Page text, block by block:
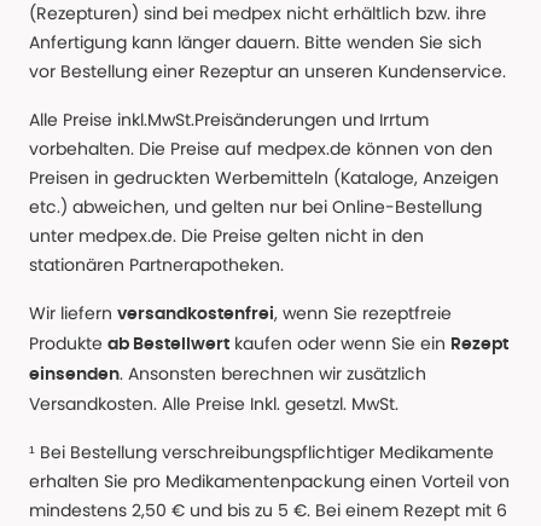
(Rezepturen) sind bei medpex nicht erhältlich bzw. ihre
Anfertigung kann länger dauern. Bitte wenden Sie sich
vor Bestellung einer Rezeptur an unseren Kundenservice.
Alle Preise inkl.MwSt.Preisänderungen und Irrtum
vorbehalten. Die Preise auf medpex.de können von den
Preisen in gedruckten Werbemitteln (Kataloge, Anzeigen
etc.) abweichen, und gelten nur bei Online-Bestellung
unter medpex.de. Die Preise gelten nicht in den
stationären Partnerapotheken.
Wir liefern versandkostenfrei, wenn Sie rezeptfreie
Produkte ab Bestellwert kaufen oder wenn Sie ein Rezept
einsenden. Ansonsten berechnen wir zusätzlich
Versandkosten. Alle Preise Inkl. gesetzl. MwSt.
¹ Bei Bestellung verschreibungspflichtiger Medikamente
erhalten Sie pro Medikamentenpackung einen Vorteil von
mindestens 2,50 € und bis zu 5 €. Bei einem Rezept mit 6